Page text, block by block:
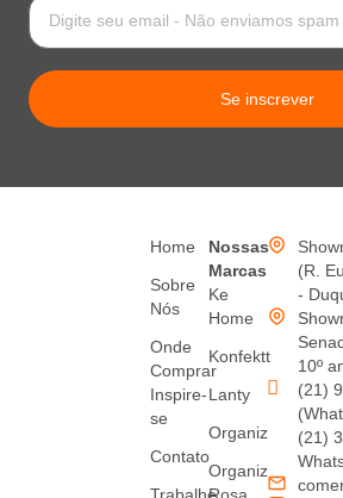
Se inscrever
Home
Sobre
Nós
Onde
Comprar
Inspire-
se
Contato
Trabalhe
Nossas
Marcas
Ke
Home
Konfektt
Lanty
Organiz
Organiz
Rosa
(R.
-
10º
(21)
(21)